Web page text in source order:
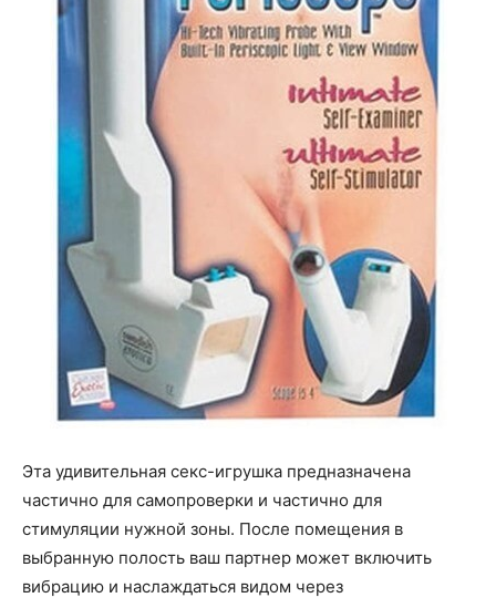
Эта удивительная секс-игрушка предназначена
частично для самопроверки и частично для
стимуляции нужной зоны. После помещения в
выбранную полость ваш партнер может включить
вибрацию и наслаждаться видом через